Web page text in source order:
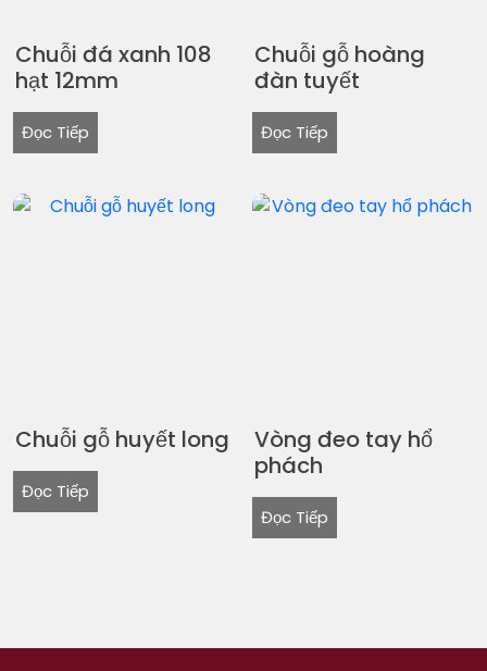
Chuỗi đá xanh 108
hạt 12mm
Đọc Tiếp
Chuỗi gỗ hoàng
đàn tuyết
Đọc Tiếp
Chuỗi gỗ huyết long
Đọc Tiếp
Vòng đeo tay hổ
phách
Đọc Tiếp